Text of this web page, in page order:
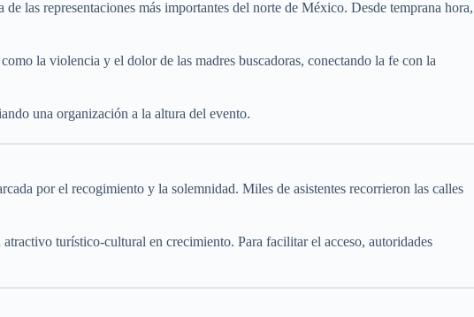
las representaciones más importantes del norte de México. Desde temprana hora,
la violencia y el dolor de las madres buscadoras, conectando la fe con la
una organización a la altura del evento.
por el recogimiento y la solemnidad. Miles de asistentes recorrieron las calles
turístico-cultural en crecimiento. Para facilitar el acceso, autoridades